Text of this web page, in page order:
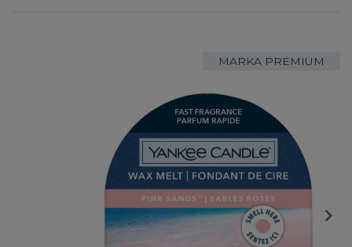
MARKA PREMIUM
